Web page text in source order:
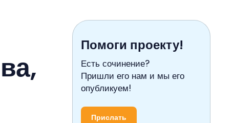
Помоги проекту!
Есть сочинение?
Пришли его нам и мы его
опубликуем!
Прислать